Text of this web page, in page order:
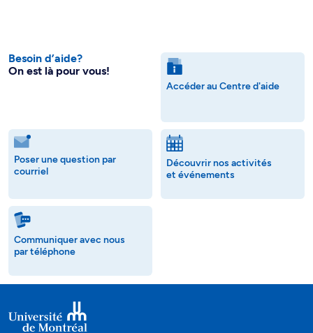
Besoin d’aide?
On est là pour vous!
Accéder au Centre d'aide
Poser une question par
courriel
Découvrir nos activités
et événements
Communiquer avec nous
par téléphone